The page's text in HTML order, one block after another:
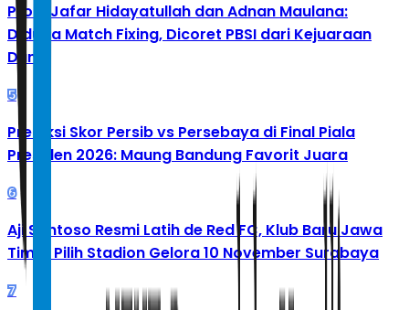
Profil Jafar Hidayatullah dan Adnan Maulana:
Diduga Match Fixing, Dicoret PBSI dari Kejuaraan
Dunia
5
Prediksi Skor Persib vs Persebaya di Final Piala
Presiden 2026: Maung Bandung Favorit Juara
6
Aji Santoso Resmi Latih de Red FC, Klub Baru Jawa
Timur Pilih Stadion Gelora 10 November Surabaya
7